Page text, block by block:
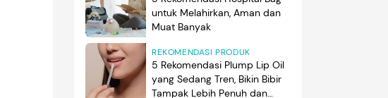
untuk Melahirkan, Aman dan
Muat Banyak
REKOMENDASI PRODUK
5 Rekomendasi Plump Lip Oil
yang Sedang Tren, Bikin Bibir
Tampak Lebih Penuh dan